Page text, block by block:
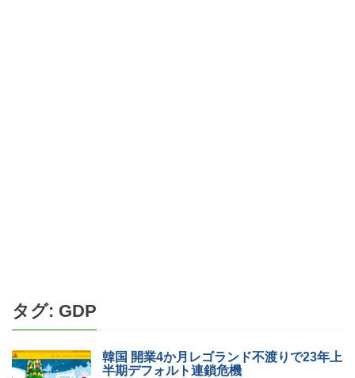
タグ: GDP
韓国 開業4か月レゴランド不渡りで23年上
半期デフォルト連鎖危機